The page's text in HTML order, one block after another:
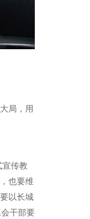
局，用
传教
也要维
以长城
干部要